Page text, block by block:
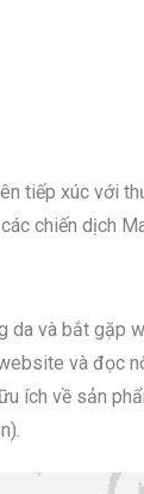
tiếp xúc với
chiến dịch
và bắt gặp
và đọc
ích về sản